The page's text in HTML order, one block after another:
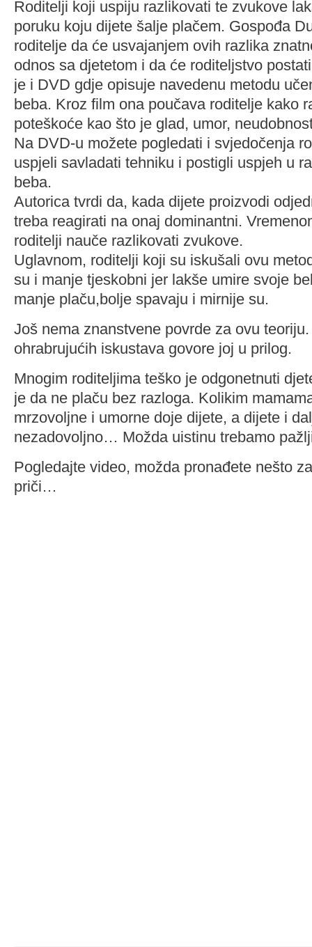
Roditelji koji uspiju razlikovati te zvukove
poruku koju dijete šalje plačem. Gospođa
roditelje da će usvajanjem ovih razlika
odnos sa djetetom i da će roditeljstvo
je i DVD gdje opisuje navedenu metodu
beba. Kroz film ona poučava roditelje kako
poteškoće kao što je glad, umor,
Na DVD-u možete pogledati i svjedočenja
uspjeli savladati tehniku i postigli uspjeh u
beba.
Autorica tvrdi da, kada dijete proizvodi
treba reagirati na onaj dominantni.
roditelji nauče razlikovati zvukove.
Uglavnom, roditelji koji su iskušali ovu
su i manje tjeskobni jer lakše umire svoje
manje plaču,bolje spavaju i mirnije su.
Još nema znanstvene povrde za ovu
ohrabrujućih iskustava govore joj u prilog.
Mnogim roditeljima teško je odgonetnuti
je da ne plaču bez razloga. Kolikim
mrzovoljne i umorne doje dijete, a dijete i
nezadovoljno… Možda uistinu trebamo
Pogledajte video, možda pronađete nešto
priči…